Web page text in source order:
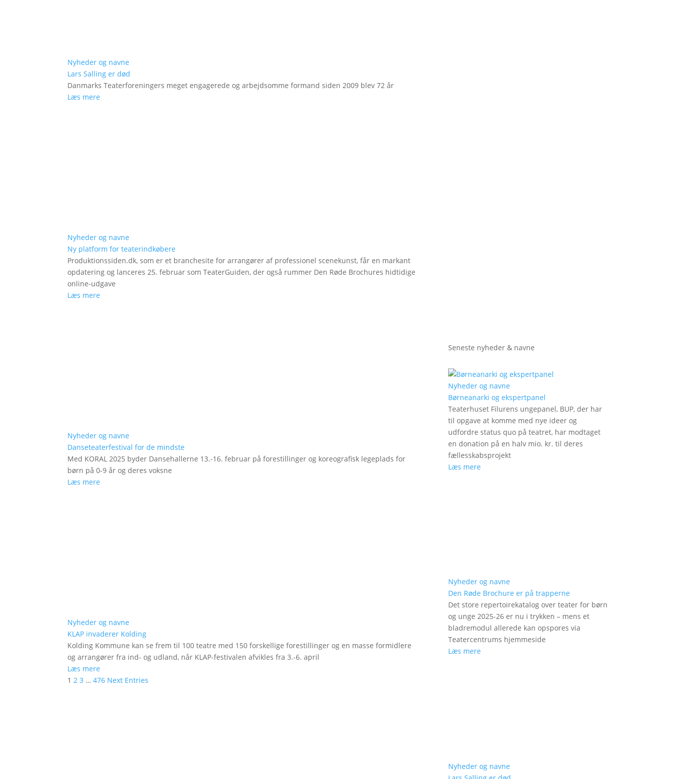
Nyheder og navne
Lars Salling er død
Danmarks Teaterforeningers meget engagerede og arbejdsomme formand siden 2009 blev 72 år
Læs mere
Nyheder og navne
Ny platform for teaterindkøbere
Produktionssiden.dk, som er et branchesite for arrangører af professionel scenekunst, får en markant
opdatering og lanceres 25. februar som TeaterGuiden, der også rummer Den Røde Brochures hidtidige
online-udgave
Læs mere
Nyheder og navne
Danseteaterfestival for de mindste
Med KORAL 2025 byder Dansehallerne 13.-16. februar på forestillinger og koreografisk legeplads for
børn på 0-9 år og deres voksne
Læs mere
Nyheder og navne
KLAP invaderer Kolding
Kolding Kommune kan se frem til 100 teatre med 150 forskellige forestillinger og en masse formidlere
og arrangører fra ind- og udland, når KLAP-festivalen afvikles fra 3.-6. april
Læs mere
1 2 3 … 476 Next Entries
Seneste nyheder & navne
Nyheder og navne
Børneanarki og ekspertpanel
Teaterhuset Filurens ungepanel, BUP, der har
til opgave at komme med nye ideer og
udfordre status quo på teatret, har modtaget
en donation på en halv mio. kr. til deres
fællesskabsprojekt
Læs mere
Nyheder og navne
Den Røde Brochure er på trapperne
Det store repertoirekatalog over teater for børn
og unge 2025-26 er nu i trykken – mens et
bladremodul allerede kan opspores via
Teatercentrums hjemmeside
Læs mere
Nyheder og navne